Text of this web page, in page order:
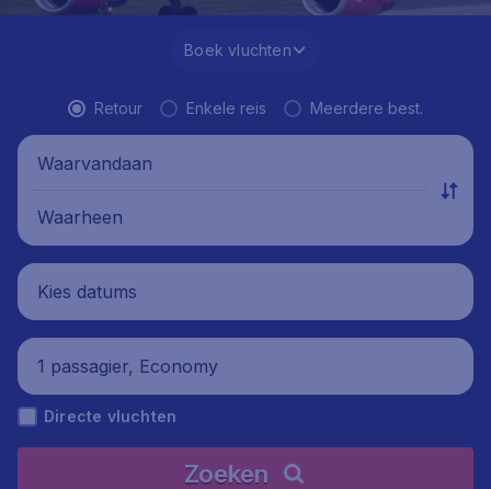
Boek vluchten
Retour Enkele reis Meerdere best.
Waarvandaan
Waarheen
Kies datums
1 passagier, Economy
Directe vluchten
Zoeken